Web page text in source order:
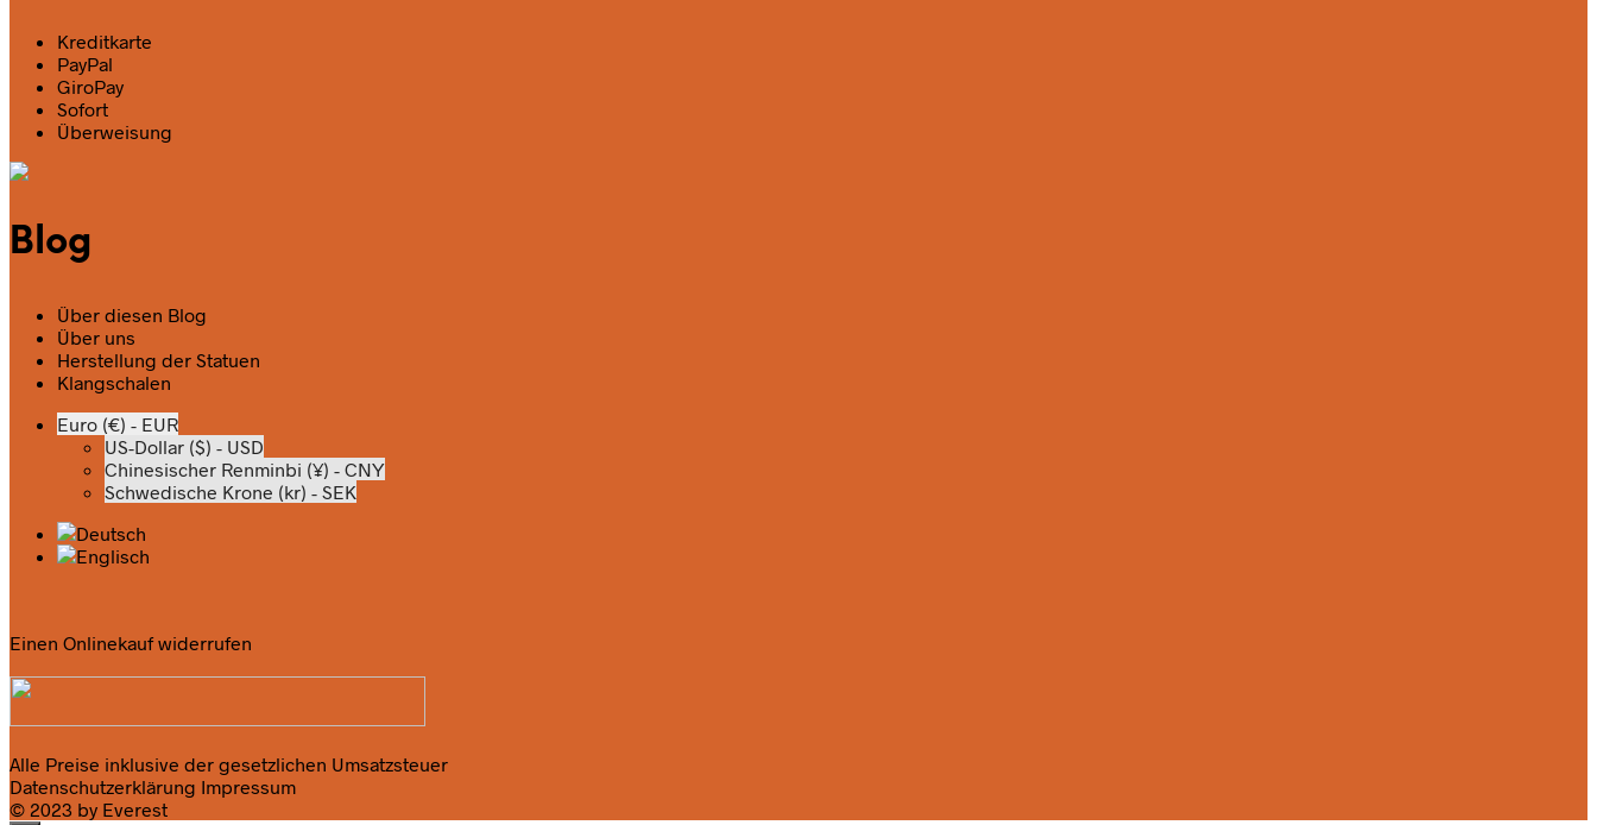
Kreditkarte
PayPal
GiroPay
Sofort
Überweisung
Blog
Über diesen Blog
Über uns
Herstellung der Statuen
Klangschalen
Euro (€) - EUR
US-Dollar ($) - USD
Chinesischer Renminbi (¥) - CNY
Schwedische Krone (kr) - SEK
Einen Onlinekauf widerrufen
Alle Preise inklusive der gesetzlichen Umsatzsteuer
Datenschutzerklärung Impressum
© 2023 by Everest